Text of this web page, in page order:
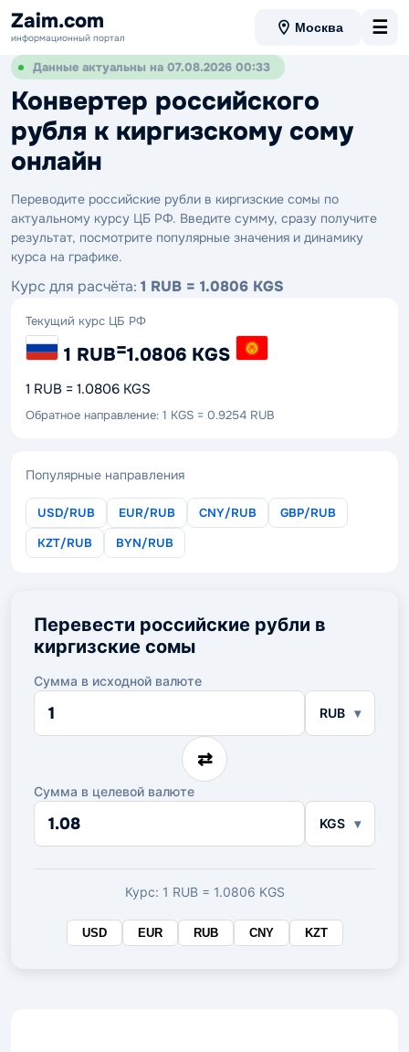
Zaim.com
информационный портал
Москва ☰
Данные актуальны на 07.08.2026 00:33
Конвертер российского
рубля к киргизскому сому
онлайн
Переводите российские рубли в киргизские сомы по
актуальному курсу ЦБ РФ. Введите сумму, сразу получите
результат, посмотрите популярные значения и динамику
курса на графике.
Курс для расчёта: 1 RUB = 1.0806 KGS
Текущий курс ЦБ РФ
1 RUB=1.0806 KGS
1 RUB = 1.0806 KGS
Обратное направление: 1 KGS = 0.9254 RUB
Популярные направления
USD/RUB EUR/RUB CNY/RUB
GBP/RUB
KZT/RUB
BYN/RUB
Перевести российские рубли в
киргизские сомы
Сумма в исходной валюте
Сумма
исходной
RUB
⇄
Сумма в целевой валюте
Сумма
целевой
валюте
KGS
Курс: 1 RUB = 1.0806 KGS
USD EUR RUB CNY KZT